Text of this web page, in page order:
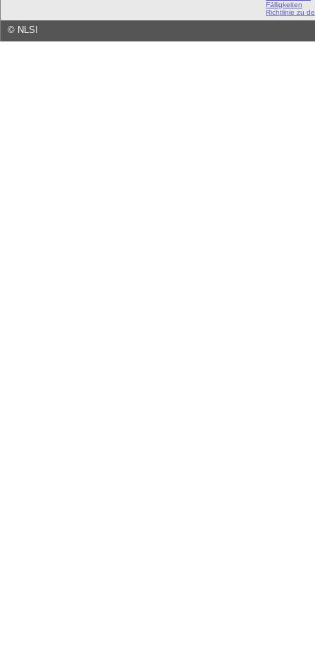
Fälligkeiten
Richtlinie zu
© NLSI